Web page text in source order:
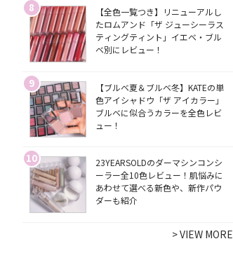
8
【全色一覧つき】リニューアルし
たロムアンド「ザ ジューシーラス
ティングティント」イエベ・ブル
ベ別にレビュー！
9
【ブルベ夏＆ブルベ冬】KATEの単
色アイシャドウ「ザ アイカラー」
ブルベに似合うカラーを全色レビ
ュー！
10
23YEARSOLDのダーマシンコンシ
ーラー全10色レビュー！肌悩みに
あわせて選べる新色や、新作パウ
ダーも紹介
>VIEW MORE